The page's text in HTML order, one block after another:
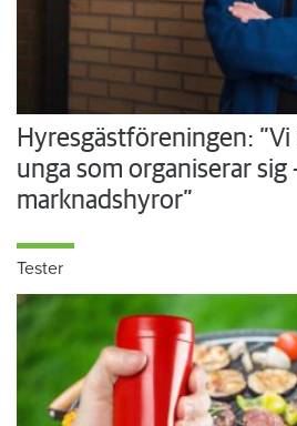
Hyresgästföreningen:
unga som organiserar sig
marknadshyror”
Tester